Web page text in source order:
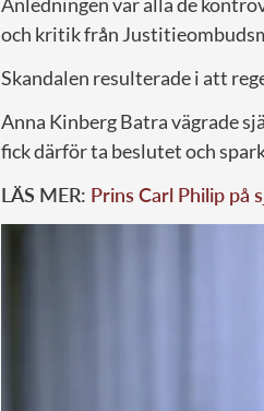
och kritik från
Skandalen resulterade i att
Anna Kinberg Batra vägrade
fick därför ta beslutet och
LÄS MER: Prins Carl Philip på